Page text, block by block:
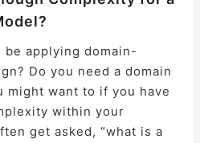
be applying domain-
Do you need a domain
might want to if you have
within your
get asked, “what is a